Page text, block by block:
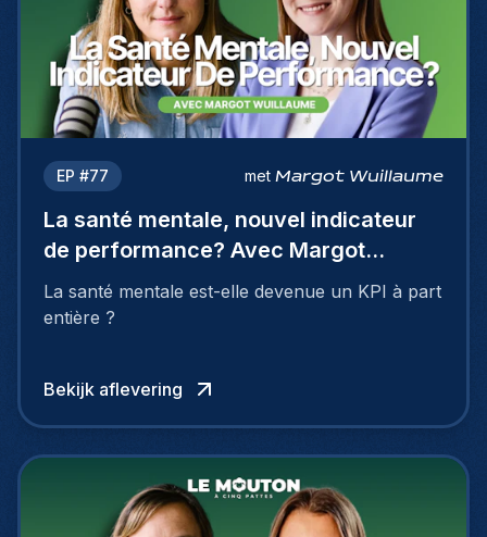
EP #77 met Margot Wuillaume
La santé mentale, nouvel indicateur
de performance? Avec Margot
Wuillaume
La santé mentale est-elle devenue un KPI à part
entière ?
Bekijk aflevering